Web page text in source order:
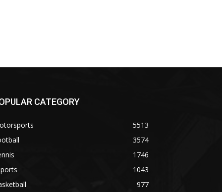
CATEGORY
5513
3574
1746
1043
977